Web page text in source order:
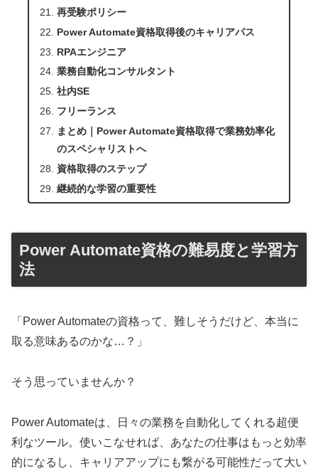
再受験ポリシー
Power Automate資格取得後のキャリアパス
RPAエンジニア
業務自動化コンサルタント
社内SE
フリーランス
まとめ｜Power Automate資格取得で業務効率化
のスペシャリストへ
資格取得のステップ
継続的な学習の重要性
Power Automate資格の難易度と学習方
法
「Power Automateの資格って、難しそうだけど、本当に
取る意味あるのかな…？」
そう思っていませんか？
Power Automateは、日々の業務を自動化してくれる超便
利なツール。使いこなせれば、あなたの仕事はもっと効率
的になるし、キャリアアップにも繋がる可能性だって大い